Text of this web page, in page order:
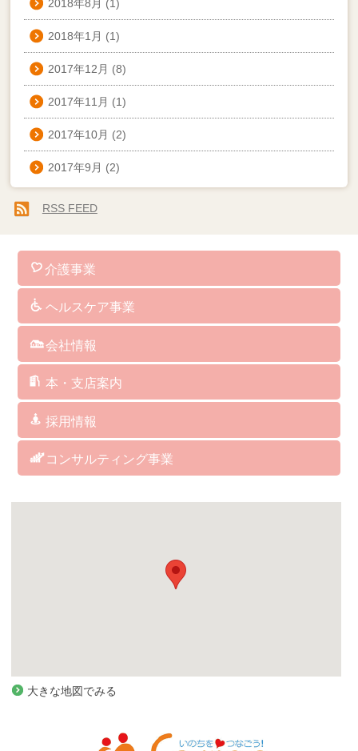
2018年8月 (1)
2018年1月 (1)
2017年12月 (8)
2017年11月 (1)
2017年10月 (2)
2017年9月 (2)
RSS FEED
介護事業
訪問介護
通所介護
認知症対応型共同生活介護
小規模多機能型居宅介護
看護小規模多機能型居宅介護
訪問看護
介護予防サービス
総合支援事業
居宅介護支援
障がい者総合支援サービス
福祉用具･レンタル･販売
保険外･自費サービス
ヘルスケア事業
介護ソフト
介護予防マシン
ＢＡＳＹＳ（歩行改善機器）
ＡＥＤ（自動体外式除細動器）
人工炭酸泉
シャワーキャリー
ケアリングの杖
クッション
パルスオキシメーター
会社情報
社長からのメッセージ
企業理念
経営方針・取り組み
企業概要・沿革
指定・委託業務・講演講師等実績
アクセス
サイトマップ
サイトポリシー
本・支店案内
福岡本社/福岡支店
博多支店
筥崎支店
城南支店
福岡西支店
西福岡支店
北九州支店
中津支店
関連会社 アグレコジャパン(株)
関連会社 RICHES
採用情報
訪問介護サービス
デイサービス
居宅介護支援
グループホーム／小規模多機能／看護小規模多機能
訪問看護ステーション
ヘルスケア事業部
総務・経理
コンサルティング事業
大きな地図でみる